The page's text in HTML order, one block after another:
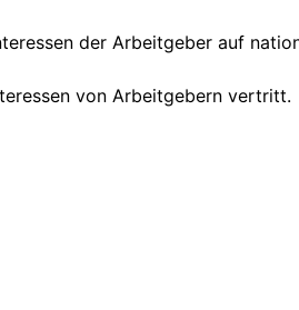
der Arbeitgeber auf
von Arbeitgebern vertritt.